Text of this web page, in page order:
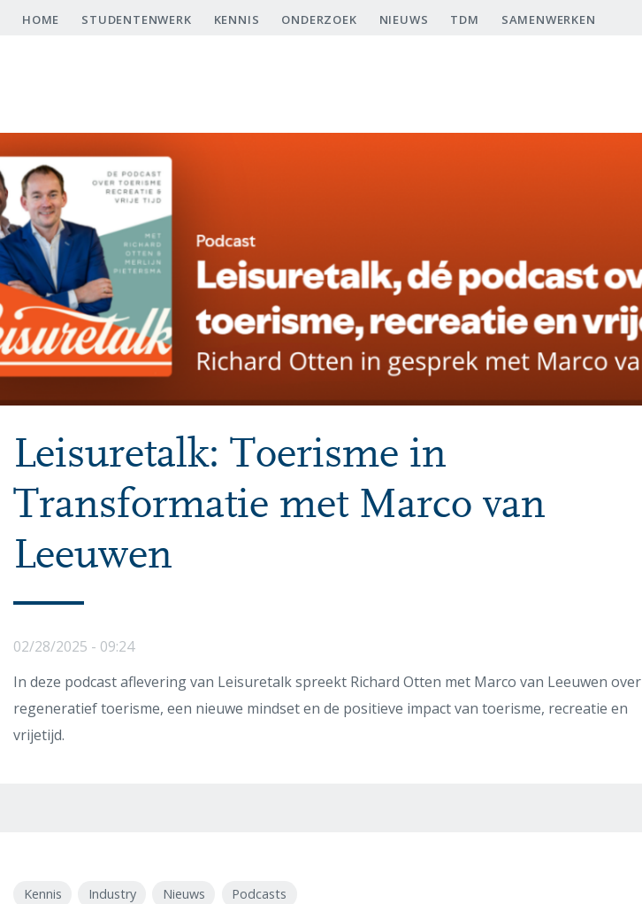
Overslaan
HOME STUDENTENWERK KENNIS ONDERZOEK NIEUWS TDM SAMENWERKEN
Leisuretalk: Toerisme in
Transformatie met Marco van
Leeuwen
02/28/2025 - 09:24
In deze podcast aflevering van Leisuretalk spreekt Richard Otten met Marco van Leeuwen over
regeneratief toerisme, een nieuwe mindset en de positieve impact van toerisme, recreatie en
vrijetijd.
Kennis Industry Nieuws Podcasts